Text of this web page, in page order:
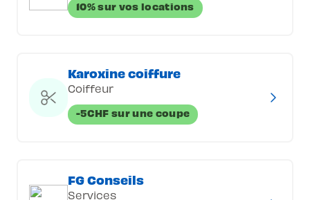
10% sur vos locations
Karoxine coiffure
Coiffeur
-5CHF sur une coupe
FG Conseils
Services